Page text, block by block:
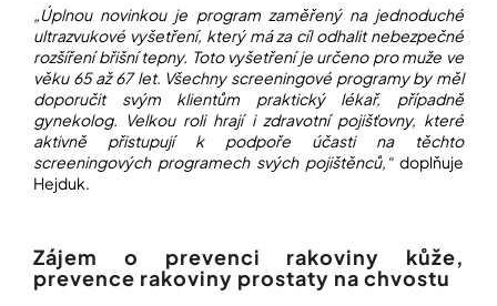
„Úplnou novinkou je program zaměřený na jednoduché
ultrazvukové vyšetření, který má za cíl odhalit nebezpečné
rozšíření břišní tepny. Toto vyšetření je určeno pro muže ve
věku 65 až 67 let. Všechny screeningové programy by měl
doporučit svým klientům praktický lékař, případně
gynekolog. Velkou roli hrají i zdravotní pojišťovny, které
aktivně přistupují k podpoře účasti na těchto
screeningových programech svých pojištěnců,“doplňuje
Hejduk.
Zájem o prevenci rakoviny kůže,
prevence rakoviny prostaty na chvostu